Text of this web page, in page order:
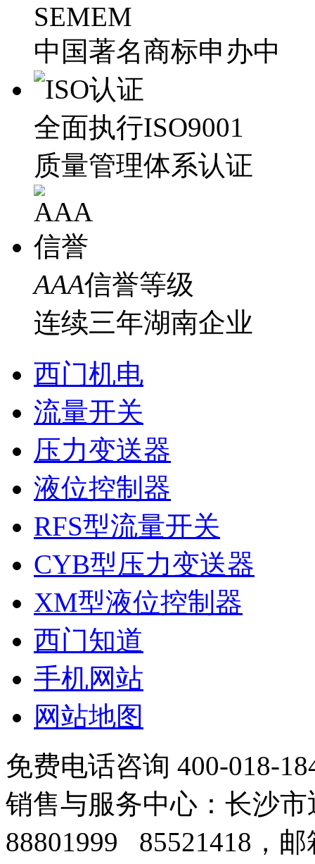
SEMEM
中国著名商标申办中
全面执行ISO9001
质量管理体系认证
AAA信誉等级
连续三年湖南企业
西门机电
流量开关
压力变送器
液位控制器
RFS型流量开关
CYB型压力变送器
XM型液位控制器
西门知道
手机网站
网站地图
免费电话咨询 400-018-
销售与服务中心：长沙
88801999 85521418，邮